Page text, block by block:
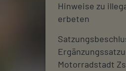
Hinweise zu
erbeten
Motorradstadt